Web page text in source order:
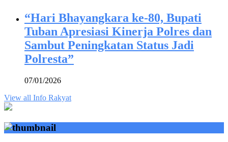
“Hari Bhayangkara ke-80, Bupati
Tuban Apresiasi Kinerja Polres dan
Sambut Peningkatan Status Jadi
Polresta”
07/01/2026
View all Info Rakyat